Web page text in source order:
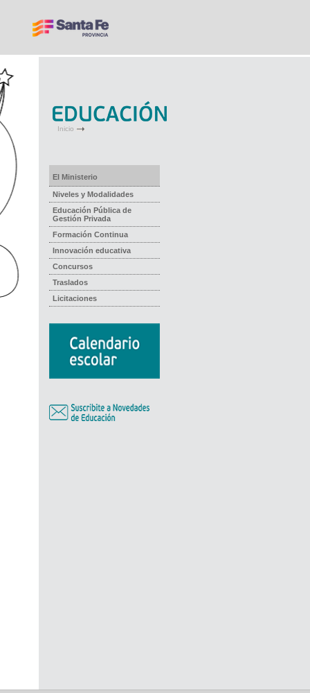
Inicio
El Ministerio
Niveles y Modalidades
Educación Pública de
Gestión Privada
Formación Continua
Innovación educativa
Concursos
Traslados
Licitaciones